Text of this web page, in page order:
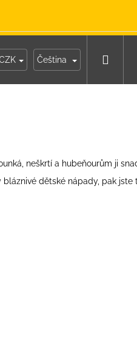
Moje objednávka
Čeština
neškrtí a hubeňourům ji
dětské nápady, pak jste